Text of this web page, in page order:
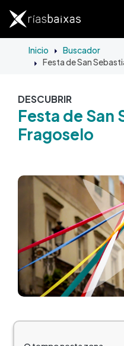
Inicio Buscador
Festa de San
DESCUBRIR
Festa de San
Fragoselo
Imaxe